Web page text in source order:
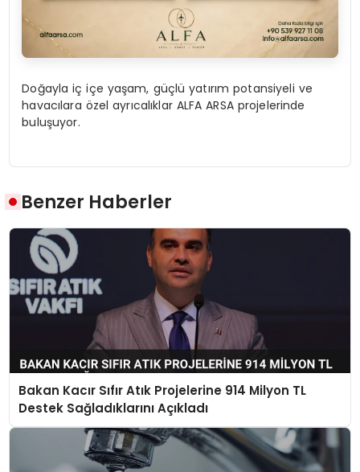
Doğayla iç içe yaşam, güçlü yatırım potansiyeli ve
havacılara özel ayrıcalıklar ALFA ARSA projelerinde
buluşuyor.
Benzer Haberler
Bakan Kacır Sıfır Atık Projelerine 914 Milyon TL
Destek Sağladıklarını Açıkladı